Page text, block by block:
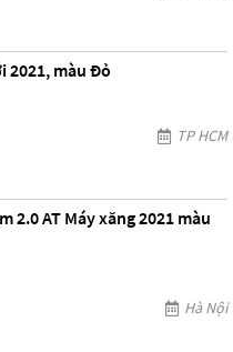
2021, màu Đỏ
TP HCM
2.0 AT Máy xăng 2021 màu
Hà Nội